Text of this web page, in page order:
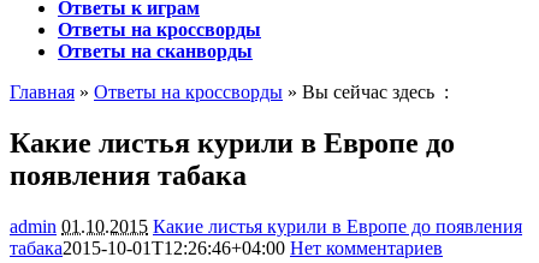
Ответы к играм
Ответы на кроссворды
Ответы на сканворды
Главная » Ответы на кроссворды » Вы сейчас здесь :
Какие листья курили в Европе до
появления табака
admin 01.10.2015 Какие листья курили в Европе до появления
табака2015-10-01T12:26:46+04:00 Нет комментариев